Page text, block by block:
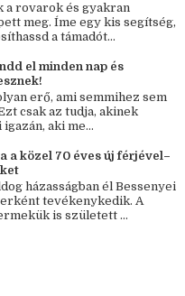
a rovarok és gyakran
meg. Íme egy kis segítség,
a támadót...
el minden nap és
erő, ami semmihez sem
csak az tudja, akinek
aki me...
a közel 70 éves új férjével–
házasságban él Bessenyei
tevékenykedik. A
is született ...